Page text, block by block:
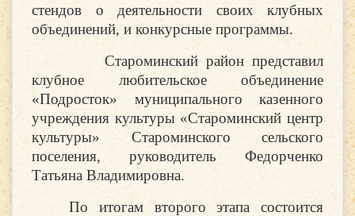
стендов о деятельности своих клубных
объединений, и конкурсные программы.
Староминский район представил
клубное любительское объединение
«Подросток» муниципального казенного
учреждения культуры «Староминский центр
культуры» Староминского сельского
поселения, руководитель Федорченко
Татьяна Владимировна.
По итогам второго этапа состоится